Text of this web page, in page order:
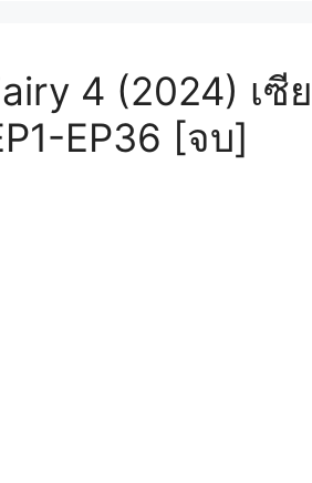
4 (2024) เ
EP36 [จบ]